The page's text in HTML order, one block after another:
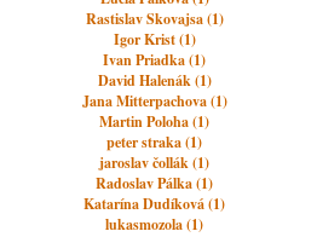
Rastislav Skovajsa (1)
Igor Krist (1)
Ivan Priadka (1)
David Halenák (1)
Jana Mitterpachova (1)
Martin Poloha (1)
peter straka (1)
jaroslav čollák (1)
Radoslav Pálka (1)
Katarína Dudíková (1)
lukasmozola (1)